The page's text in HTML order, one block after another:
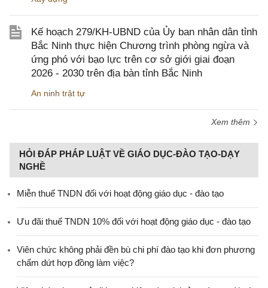
Kế hoạch 279/KH-UBND của Ủy ban nhân dân tỉnh
Bắc Ninh thực hiện Chương trình phòng ngừa và
ứng phó với bạo lực trên cơ sở giới giai đoạn
2026 - 2030 trên địa bàn tỉnh Bắc Ninh
An ninh trật tự
Xem thêm
HỎI ĐÁP PHÁP LUẬT VỀ GIÁO DỤC-ĐÀO TẠO-DẠY
NGHỀ
Miễn thuế TNDN đối với hoạt động giáo dục - đào tạo
Ưu đãi thuế TNDN 10% đối với hoạt động giáo dục - đào tạo
Viên chức không phải đền bù chi phí đào tạo khi đơn phương
chấm dứt hợp đồng làm việc?